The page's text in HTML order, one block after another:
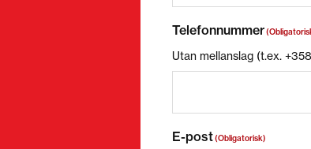
Telefonnummer
Utan mellanslag (t.ex.
E-post(Obligatorisk)